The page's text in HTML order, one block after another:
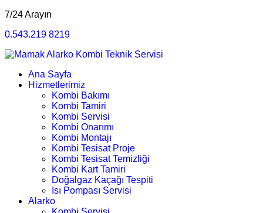
7/24 Arayın
0.543.219 8219
Ana Sayfa
Hizmetlerimiz
Kombi Bakımı
Kombi Tamiri
Kombi Servisi
Kombi Onarımı
Kombi Montajı
Kombi Tesisat Proje
Kombi Tesisat Temizliği
Kombi Kart Tamiri
Doğalgaz Kaçağı Tespiti
Isı Pompası Servisi
Alarko